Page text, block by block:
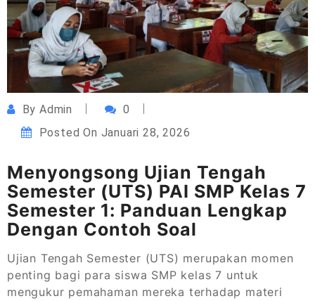
ByAdmin
0
Posted On Januari 28, 2026
Menyongsong Ujian Tengah
Semester (UTS) PAI SMP Kelas 7
Semester 1: Panduan Lengkap
Dengan Contoh Soal
Ujian Tengah Semester (UTS) merupakan momen
penting bagi para siswa SMP kelas 7 untuk
mengukur pemahaman mereka terhadap materi